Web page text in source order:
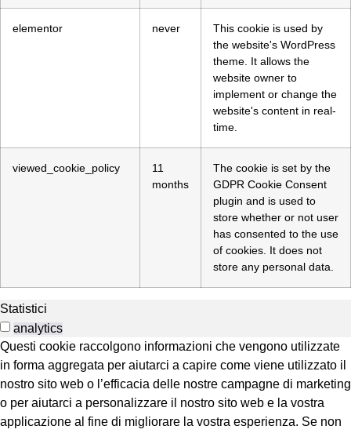
elementor never
This cookie is used by
the website's WordPress
theme. It allows the
website owner to
implement or change the
website's content in real-
time.
viewed_cookie_policy
11
months
The cookie is set by the
GDPR Cookie Consent
plugin and is used to
store whether or not user
has consented to the use
of cookies. It does not
store any personal data.
Statistici
analytics
Questi cookie raccolgono informazioni che vengono utilizzate
in forma aggregata per aiutarci a capire come viene utilizzato il
nostro sito web o l’efficacia delle nostre campagne di marketing
o per aiutarci a personalizzare il nostro sito web e la vostra
applicazione al fine di migliorare la vostra esperienza. Se non